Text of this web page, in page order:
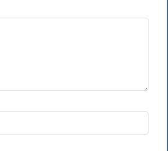
vàbán trực tiếp giá gốc tại nhà máy
hoạt có lợi cho khách hàng